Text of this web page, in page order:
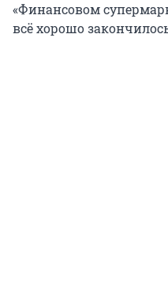
«Финансовом
всё хорошо